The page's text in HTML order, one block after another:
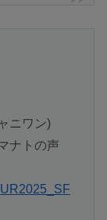
ニワン)
ナトの声